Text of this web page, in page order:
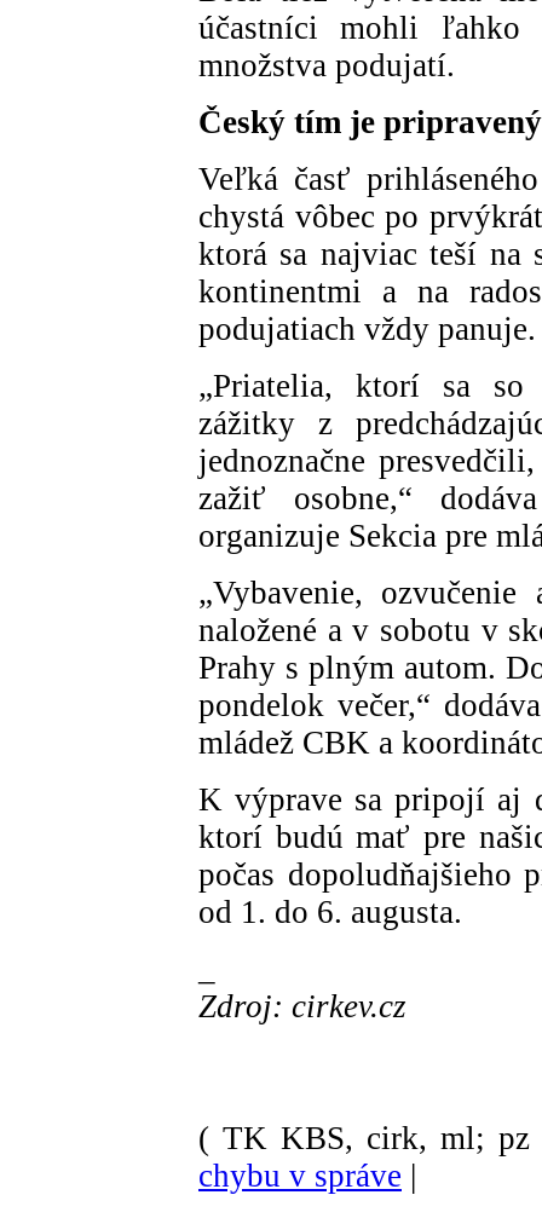
účastníci mohli
množstva podujatí.
Český tím je pripravený
Veľká časť
chystá vôbec po
ktorá sa najviac teší na
kontinentmi a na
podujatiach vždy panuje.
„Priatelia, ktorí sa so
zážitky z
jednoznačne
zažiť osobne,“
organizuje Sekcia pre
„Vybavenie,
naložené a v sobotu v
Prahy s plným autom.
pondelok večer,“
mládež CBK a
K výprave sa pripojí aj
ktorí budú mať pre
počas dopoludňajšieho
od 1. do 6. augusta.
Zdroj: cirkev.cz
( TK KBS, cirk, ml; pz
chybu v správe |